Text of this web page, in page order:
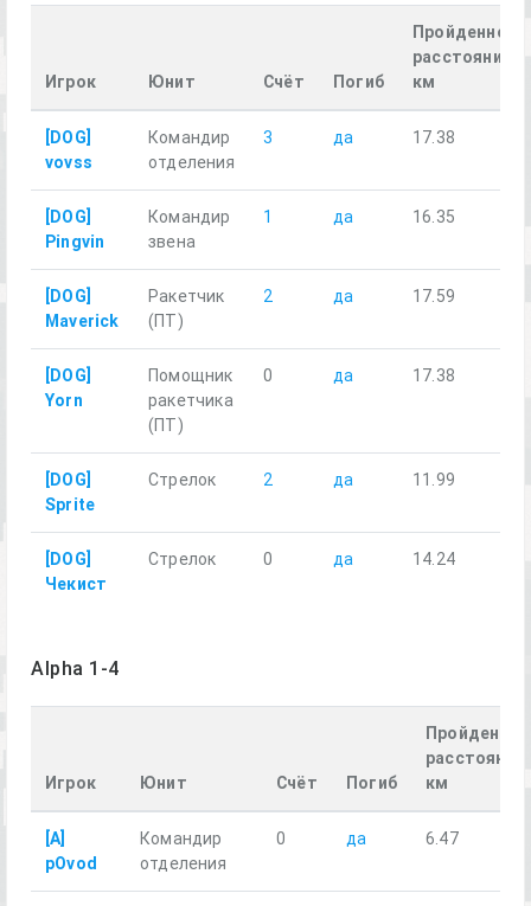
Игрок Юнит Счёт Погиб
Пройденное
расстояние,
км
[DOG]
vovss
Командир
отделения
3 да 17.38
[DOG]
Pingvin
Командир
звена
1 да 16.35
[DOG]
Maverick
Ракетчик
(ПТ)
2 да 17.59
[DOG]
Yorn
Помощник
ракетчика
(ПТ)
0 да 17.38
[DOG]
Sprite
Стрелок 2 да 11.99
[DOG]
Чекист
Стрелок 0 да 14.24
Alpha 1-4
Игрок Юнит Счёт Погиб
Пройденное
расстояние,
км
[A]
pOvod
Командир
отделения
0 да 6.47